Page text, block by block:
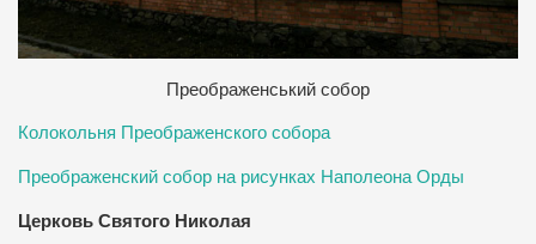
Преображенський собор
Колокольня Преображенского собора
Преображенский собор на рисунках Наполеона Орды
Церковь Святого Николая